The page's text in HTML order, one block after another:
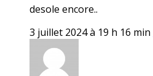
desole encore..
3 juillet 2024 à 19 h 16 min